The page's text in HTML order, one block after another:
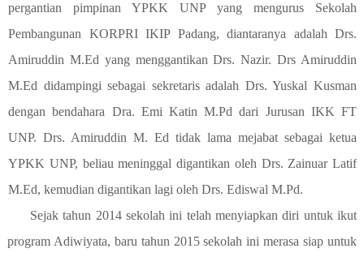
pergantian pimpinan YPKK UNP yang mengurus Sekolah
Pembangunan KORPRI IKIP Padang, diantaranya adalah Drs.
Amiruddin M.Ed yang menggantikan Drs. Nazir. Drs Amiruddin
M.Ed didampingi sebagai sekretaris adalah Drs. Yuskal Kusman
dengan bendahara Dra. Emi Katin M.Pd dari Jurusan IKK FT
UNP. Drs. Amiruddin M. Ed tidak lama mejabat sebagai ketua
YPKK UNP, beliau meninggal digantikan oleh Drs. Zainuar Latif
M.Ed, kemudian digantikan lagi oleh Drs. Ediswal M.Pd.
Sejak tahun 2014 sekolah ini telah menyiapkan diri untuk ikut
program Adiwiyata, baru tahun 2015 sekolah ini merasa siap untuk